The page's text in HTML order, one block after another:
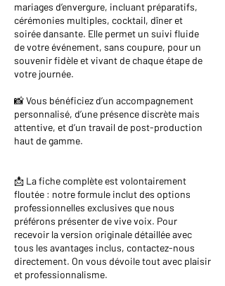
mariages d’envergure, incluant préparatifs,
cérémonies multiples, cocktail, dîner et
soirée dansante. Elle permet un suivi fluide
de votre événement, sans coupure, pour un
souvenir fidèle et vivant de chaque étape de
votre journée.
📸 Vous bénéficiez d’un accompagnement
personnalisé, d’une présence discrète mais
attentive, et d’un travail de post-production
haut de gamme.
📩 La fiche complète est volontairement
floutée : notre formule inclut des options
professionnelles exclusives que nous
préférons présenter de vive voix. Pour
recevoir la version originale détaillée avec
tous les avantages inclus, contactez-nous
directement. On vous dévoile tout avec plaisir
et professionnalisme.